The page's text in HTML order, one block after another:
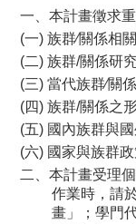
一、本計畫徵求重
(一) 族群∕關係相
(二) 族群/關係研
(三) 當代族群∕關
(四) 族群/關係之
(五) 國內族群與
(六) 國家與族群
二、本計畫受理
作業時，請
畫」；學門